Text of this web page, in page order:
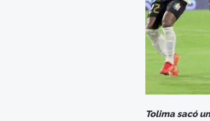
Tolima sacó